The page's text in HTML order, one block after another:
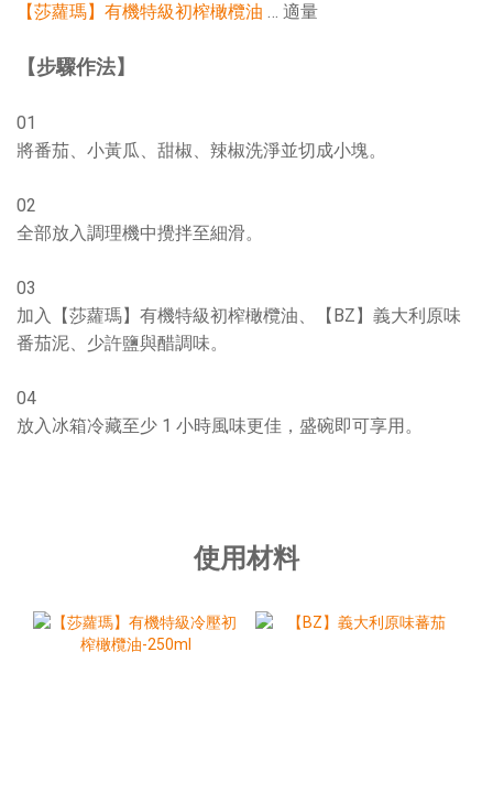
【莎蘿瑪】有機特級初榨橄欖油 … 適量
【步驟作法】
01
將番茄、小黃瓜、甜椒、辣椒洗淨並切成小塊。
02
全部放入調理機中攪拌至細滑。
03
加入【莎蘿瑪】有機特級初榨橄欖油、【BZ】義大利原味
番茄泥、少許鹽與醋調味。
04
放入冰箱冷藏至少 1 小時風味更佳，盛碗即可享用。
使用材料